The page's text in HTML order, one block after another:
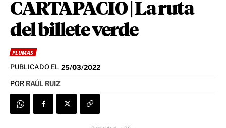
CARTAPACIO | La ruta
del billete verde
PLUMAS
PUBLICADO EL 25/03/2022
POR RAÚL RUIZ